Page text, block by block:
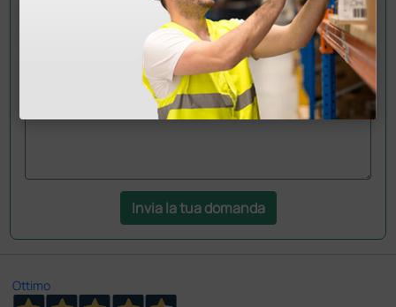
Invia ora la tua domanda ai colleghi che hanno già
acquistato questo prodotto.
Invia la tua domanda
Ottimo